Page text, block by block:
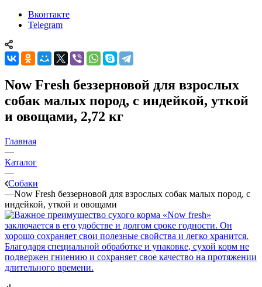
Вконтакте
Telegram
Now Fresh беззерновой для взрослых
собак малых пород, с индейкой, уткой
и овощами, 2,72 кг
Главная
—
Каталог
—
Собаки
—Now Fresh беззерновой для взрослых собак малых пород, с
индейкой, уткой и овощами